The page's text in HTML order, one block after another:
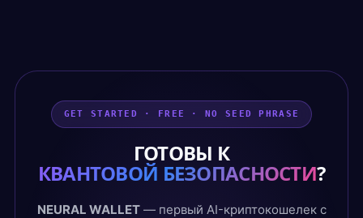
GET STARTED · FREE · NO SEED PHRASE
ГОТОВЫ К
КВАНТОВОЙ БЕЗОПАСНОСТИ?
NEURAL WALLET— первый AI-криптокошелек с